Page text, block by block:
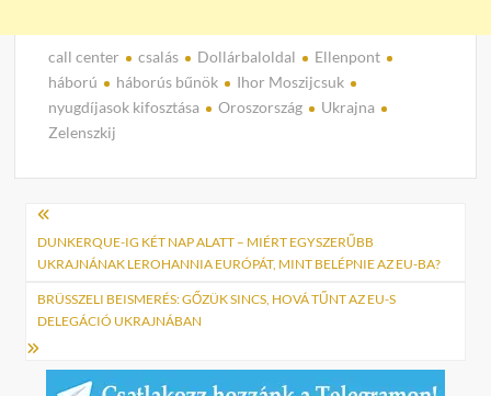
call center csalás Dollárbaloldal
Ellenpont
háború
háborús bűnök
Ihor Moszijcsuk
nyugdíjasok kifosztása
Oroszország
Ukrajna
Zelenszkij
Bejegyzés
navigáció
DUNKERQUE-IG KÉT NAP ALATT – MIÉRT EGYSZERŰBB
UKRAJNÁNAK LEROHANNIA EURÓPÁT, MINT BELÉPNIE AZ EU-BA?
BRÜSSZELI BEISMERÉS: GŐZÜK SINCS, HOVÁ TŰNT AZ EU-S
DELEGÁCIÓ UKRAJNÁBAN